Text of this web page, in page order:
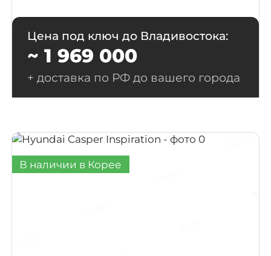
Цена под ключ до Владивостока:
~ 1 969 000
+ доставка по РФ до вашего города
В наличии в Корее